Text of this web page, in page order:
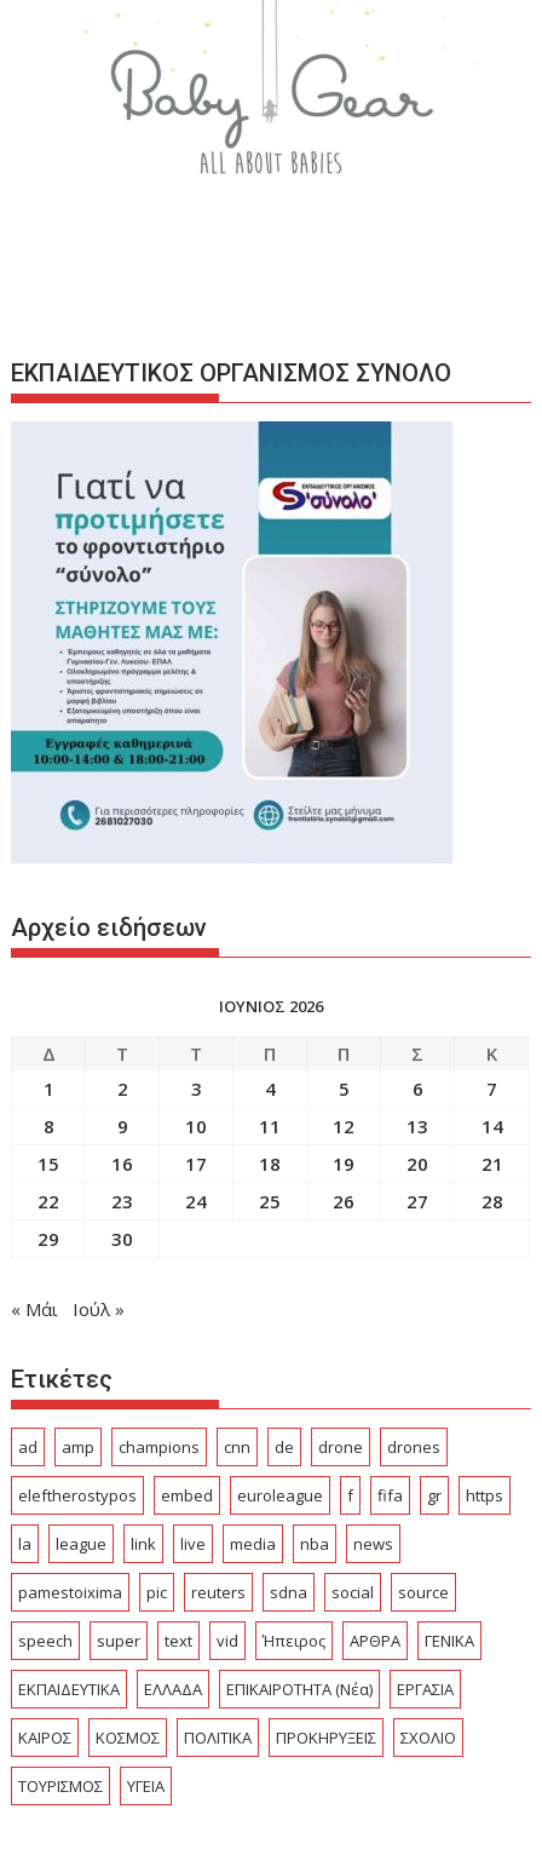
ΕΚΠΑΙΔΕΥΤΙΚΟΣ ΟΡΓΑΝΙΣΜΟΣ ΣΥΝΟΛΟ
Αρχείο ειδήσεων
ΙΟΥΝΙΟΣ 2026
Δ Τ Τ Π Π Σ
Κ
1
2 3 4 5 6
7
8
9 10 11 12 13
14
15
16 17 18 19 20
21
22
23 24 25 26 27
28
29
30
« Μάι Ιούλ »
Ετικέτες
ad amp champions cnn de drone drones
eleftherostypos embed euroleague f fifa gr https
la league link live media nba news
pamestoixima pic reuters sdna social source
speech super text vid Ήπειρος ΑΡΘΡΑ ΓΕΝΙΚΑ
ΕΚΠΑΙΔΕΥΤΙΚΑ ΕΛΛΑΔΑ ΕΠΙΚΑΙΡΟΤΗΤΑ (Νέα) ΕΡΓΑΣΙΑ
ΚΑΙΡΟΣ ΚΟΣΜΟΣ ΠΟΛΙΤΙΚΑ ΠΡΟΚΗΡΥΞΕΙΣ ΣΧΟΛΙΟ
ΤΟΥΡΙΣΜΟΣ ΥΓΕΙΑ